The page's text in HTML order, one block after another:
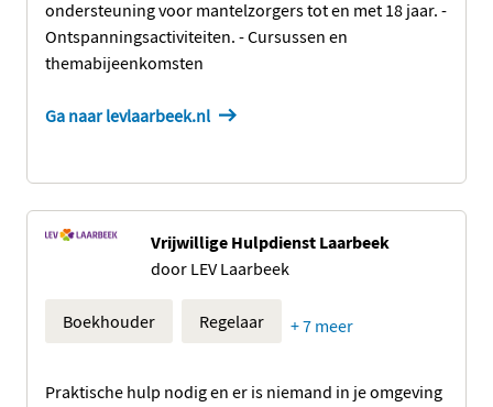
ondersteuning voor mantelzorgers tot en met 18 jaar. -
Ontspanningsactiviteiten. - Cursussen en
themabijeenkomsten
Ga naar levlaarbeek.nl
Vrijwillige Hulpdienst Laarbeek
door LEV Laarbeek
Boekhouder Regelaar + 7 meer
Praktische hulp nodig en er is niemand in je omgeving
Kok
Klusjesman
Huishoudhulp
Jonge
mantelzorgers